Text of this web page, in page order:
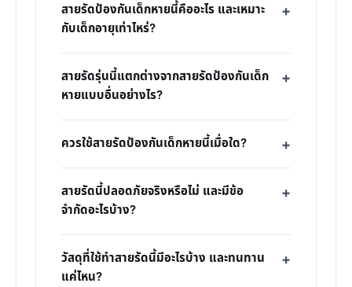
สายรัดป้องกันเด็กหายนี้คืออะไร และเหมาะ
กับเด็กอายุเท่าไหร่?
สายรัดรุ่นนี้แตกต่างจากสายรัดป้องกันเด็ก
หายแบบอื่นอย่างไร?
ควรใช้สายรัดป้องกันเด็กหายนี้เมื่อใด?
สายรัดนี้ปลอดภัยจริงหรือไม่ และมีข้อ
จำกัดอะไรบ้าง?
วัสดุที่ใช้ทำสายรัดนี้มีอะไรบ้าง และทนทาน
แค่ไหน?